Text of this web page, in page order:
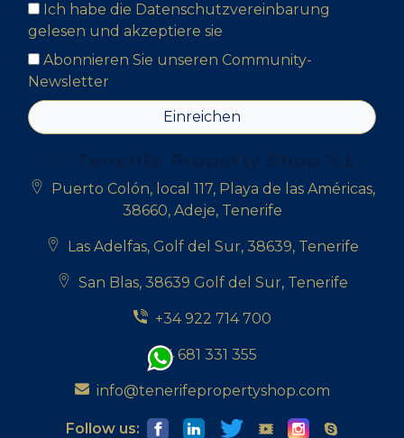
Ich habe die Datenschutzvereinbarung
gelesen und akzeptiere sie
Abonnieren Sie unseren Community-
Newsletter
Einreichen
Puerto Colón, local 117, Playa de las Américas,
38660, Adeje, Tenerife
Las Adelfas, Golf del Sur, 38639, Tenerife
San Blas, 38639 Golf del Sur, Tenerife
+34 922 714 700
+34 681 331 355
info@tenerifepropertyshop.com
Follow us: